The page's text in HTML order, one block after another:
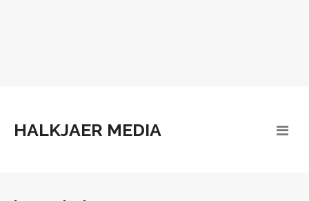
HALKJAER MEDIA